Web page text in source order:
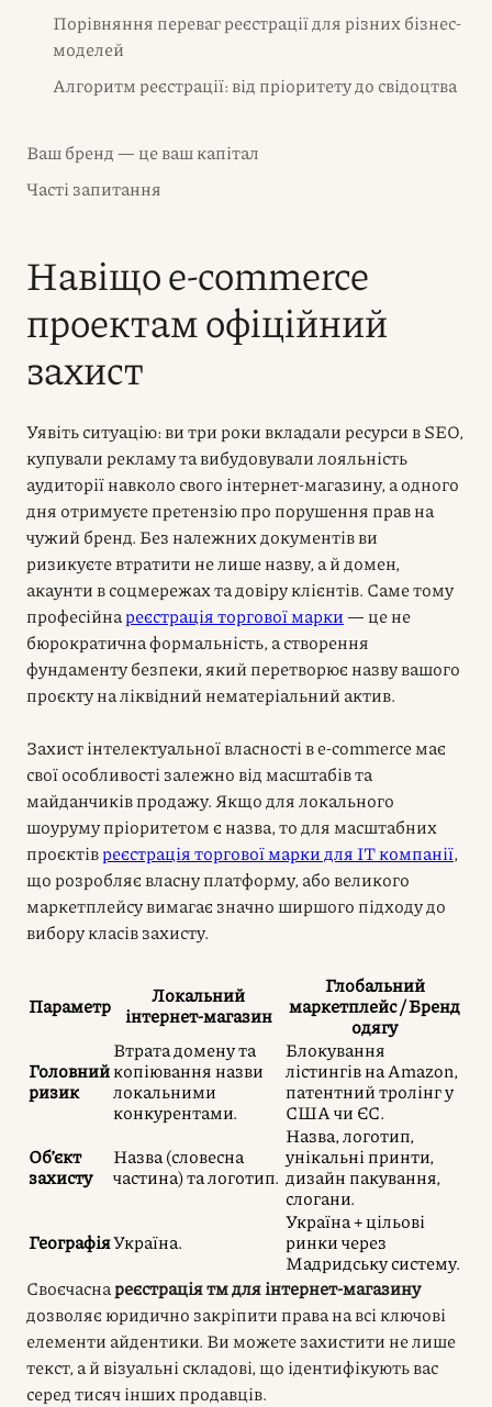
Порівняння переваг реєстрації для різних бізнес-
моделей
Алгоритм реєстрації: від пріоритету до свідоцтва
Ваш бренд — це ваш капітал
Часті запитання
Навіщо e-commerce
проектам офіційний
захист
Уявіть ситуацію: ви три роки вкладали ресурси в SEO,
купували рекламу та вибудовували лояльність
аудиторії навколо свого інтернет-магазину, а одного
дня отримуєте претензію про порушення прав на
чужий бренд. Без належних документів ви
ризикуєте втратити не лише назву, а й домен,
акаунти в соцмережах та довіру клієнтів. Саме тому
професійнареєстрація торгової марки— це не
бюрократична формальність, а створення
фундаменту безпеки, який перетворює назву вашого
проєкту на ліквідний нематеріальний актив.
Захист інтелектуальної власності в e-commerce має
свої особливості залежно від масштабів та
майданчиків продажу. Якщо для локального
шоуруму пріоритетом є назва, то для масштабних
проєктівреєстрація торгової марки для IT компанії,
що розробляє власну платформу, або великого
маркетплейсу вимагає значно ширшого підходу до
вибору класів захисту.
Параметр
Локальний
інтернет-магазин
Глобальний
маркетплейс / Бренд
одягу
Головний
ризик
Втрата домену та
копіювання назви
локальними
конкурентами.
Блокування
лістингів на Amazon,
патентний тролінг у
США чи ЄС.
Об’єкт
захисту
Назва (словесна
частина) та логотип.
Назва, логотип,
унікальні принти,
дизайн пакування,
слогани.
ГеографіяУкраїна.
Україна + цільові
ринки через
Мадридську систему.
Своєчаснареєстрація тм для інтернет-магазину
дозволяє юридично закріпити права на всі ключові
елементи айдентики. Ви можете захистити не лише
текст, а й візуальні складові, що ідентифікують вас
серед тисяч інших продавців.